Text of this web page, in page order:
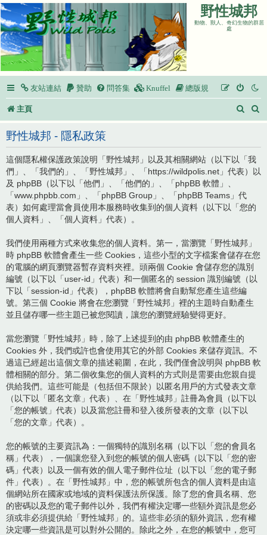
野性城邦
動物、獸人、奇幻生物的群居
處
友站連結 贊助 問答集 Knuffel 總版規
主頁
搜
野性城邦 - 隱私政策
這個隱私權保護政策說明「野性城邦」以及其相關網站（以下以「我
們」、「我們的」、「野性城邦」、「https://wildpolis.net」代表）以
及 phpBB（以下以「他們」、「他們的」、「phpBB 軟體」、
「www.phpbb.com」、「phpBB Group」、「phpBB Teams」代
表）如何處理當會員使用本服務時收集到的個人資料（以下以「您的
個人資料」、「個人資料」代表）。
我們使用兩種方式來收集您的個人資料。第一，當瀏覽「野性城邦」
時 phpBB 軟體會產生一些 Cookies，這些小型的文字檔案會儲存在您
的電腦的網頁瀏覽器暫存資料夾裡。頭兩個 Cookie 會儲存您的識別
編號（以下以「user-id」代表）和一個匿名的 session 識別編號（以
下以「session-id」代表），phpBB 軟體將會自動幫您產生這些編
號。第三個 Cookie 將會在您瀏覽「野性城邦」裡的主題時自動產生
並且儲存哪一些主題已被您閱讀，讓您的瀏覽經驗變得更好。
當您瀏覽「野性城邦」時，除了上述提到的由 phpBB 軟體產生的
Cookies 外，我們或許也會使用其它的外部 Cookies 來儲存資訊。不
過這已經超出這個文章的描述範圍，在此，我們僅會說明與 phpBB 軟
體相關的部分。第二個收集您的個人資料的方式則是需要由您親自提
供給我們。這些可能是（包括但不限於）以匿名用戶的方式發表文章
（以下以「匿名文章」代表）、在「野性城邦」註冊為會員（以下以
「您的帳號」代表）以及當您註冊和登入後所發表的文章（以下以
「您的文章」代表）。
您的帳號的主要資訊為：一個獨特的識別名稱（以下以「您的會員名
稱」代表），一個讓您登入到您的帳號的個人密碼（以下以「您的密
碼」代表）以及一個有效的個人電子郵件位址（以下以「您的電子郵
件」代表）。在「野性城邦」中，您的帳號所包含的個人資料是由這
個網站所在國家或地域的資料保護法所保護。除了您的會員名稱、您
的密碼以及您的電子郵件以外，我們有權決定哪一些額外資訊是您必
須或非必須提供給「野性城邦」的。這些非必須的額外資訊，您有權
決定哪一些資訊是可以對外公開的。除此之外，在您的帳號中，您可